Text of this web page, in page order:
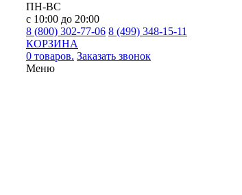
ПН-ВС
с 10:00 до 20:00
8 (800) 302-77-06 8 (499) 348-15-11
КОРЗИНА
0 товаров. Заказать звонок
Меню